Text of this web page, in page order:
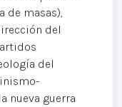
de masas),
del
del
nueva guerra